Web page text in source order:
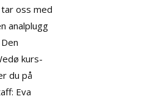
oss med
analplugg
kurs-
du på
Eva